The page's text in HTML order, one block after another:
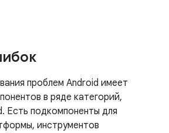
проблем Android имеет
в ряде категорий,
Есть подкомпоненты для
инструментов